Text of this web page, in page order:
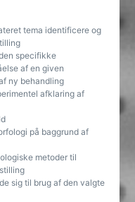
tema identificere og
specifikke
af en given
ny behandling
afklaring af
på baggrund af
metoder til
sig til brug af den valgte